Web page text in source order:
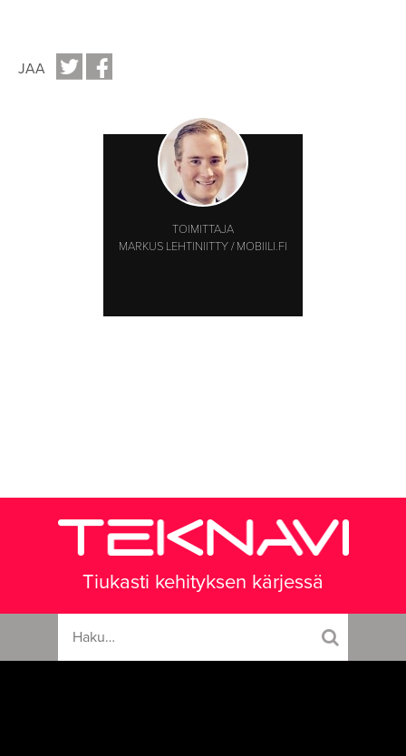
JAA
TOIMITTAJA
MARKUS LEHTINIITTY / MOBIILI.FI
Tiukasti kehityksen kärjessä